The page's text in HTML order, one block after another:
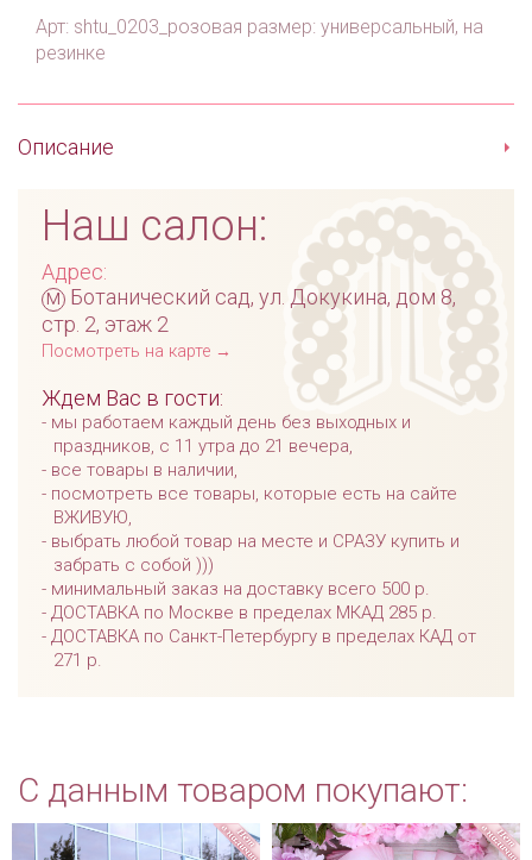
Арт: shtu_0203_розовая размер: универсальный, на
резинке
Описание
Наш салон:
Адрес:
м Ботанический сад, ул. Докукина, дом 8,
стр. 2, этаж 2
Посмотреть на карте →
Ждем Вас в гости:
мы работаем каждый день без выходных и
праздников, с 11 утра до 21 вечера,
все товары в наличии,
посмотреть все товары, которые есть на сайте
ВЖИВУЮ,
выбрать любой товар на месте и СРАЗУ купить и
забрать с собой )))
минимальный заказ на доставку всего 500 р.
ДОСТАВКА по Москве в пределах МКАД 285 р.
ДОСТАВКА по Санкт-Петербургу в пределах КАД от
271 р.
С данным товаром покупают: